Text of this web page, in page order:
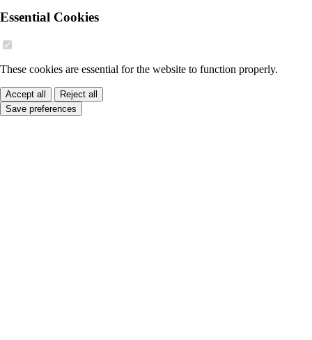
Essential Cookies
These cookies are essential for the website to function properly.
Accept all
Reject all
Save preferences